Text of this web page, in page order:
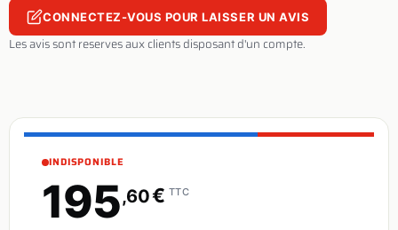
CONNECTEZ-VOUS POUR LAISSER UN AVIS
Les avis sont reserves aux clients disposant d'un compte.
INDISPONIBLE
195,60€ TTC